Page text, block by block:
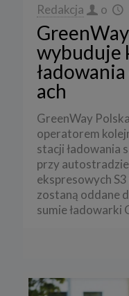
Redakcja o
wybuduje
ach
GreenWay
operatorem
stacji ładowania
przy
ekspresowych
zostaną oddane
sumie ładowarki